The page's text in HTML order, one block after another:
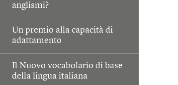
anglismi?
Un premio alla capacità di
adattamento
Il Nuovo vocabolario di base
della lingua italiana